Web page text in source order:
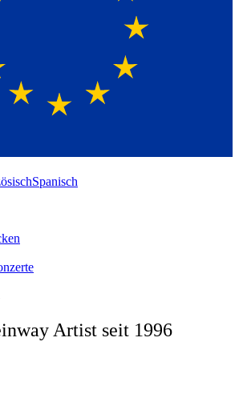
Spanisch
Artist seit 1996